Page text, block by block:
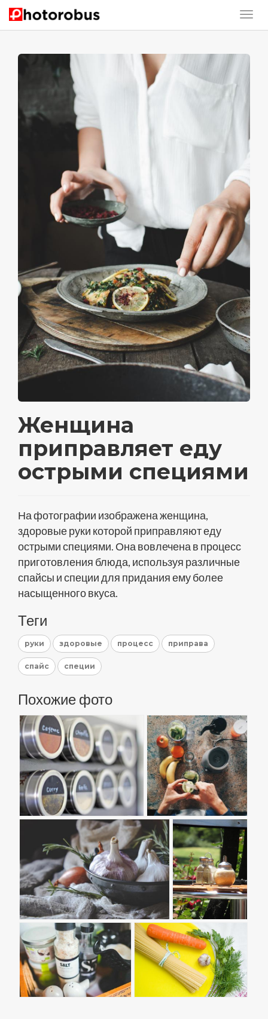
Женщина
приправляет еду
острыми специями
На фотографии изображена женщина,
здоровые руки которой приправляют еду
острыми специями. Она вовлечена в процесс
приготовления блюда, используя различные
спайсы и специи для придания ему более
насыщенного вкуса.
Теги
руки здоровые процесс приправа
спайс специи
Похожие фото